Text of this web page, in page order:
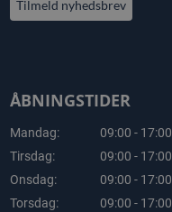
Tilmeld nyhedsbrev
ÅBNINGSTIDER
Mandag:
09:00 - 17:00
Tirsdag:
09:00 - 17:00
Onsdag:
09:00 - 17:00
Torsdag:
09:00 - 17:00